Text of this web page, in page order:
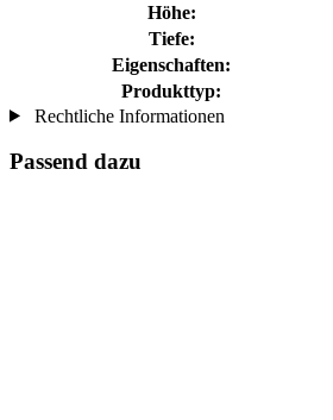
Höhe:
Tiefe:
Eigenschaften:
Produkttyp:
Rechtliche Informationen
Passend dazu